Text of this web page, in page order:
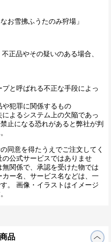
お雪拂ふうたのみ狩場」
正品やその疑いのある場合、
と呼ばれる不正な手段によっ
や犯罪に関係するもの
よるシステム上の欠陥であっ
止になる恐れがあると弊社が判
同意を得たうえでご注文してく
公式サービスではありませ
関係で、承認を受けた物では
ー名、サービス名などは、一
。 画像・イラストはイメージ
品